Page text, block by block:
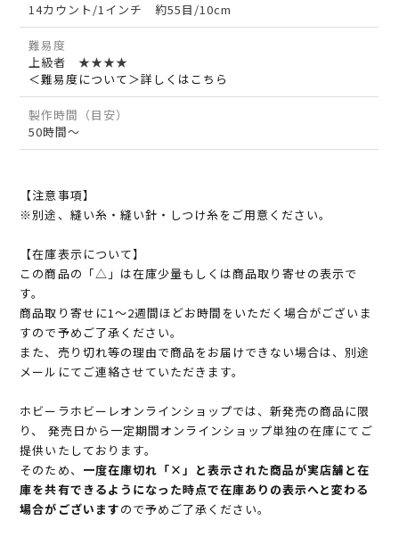
14カウント/1インチ 約55目/10cm
難易度
上級者 ★★★★
＜難易度について＞詳しくはこちら
製作時間（目安）
50時間～
【注意事項】
※別途、縫い糸・縫い針・しつけ糸をご用意ください。
【在庫表示について】
この商品の「△」は在庫少量もしくは商品取り寄せの表示で
す。
商品取り寄せに1～2週間ほどお時間をいただく場合がございま
すので予めご了承ください。
また、売り切れ等の理由で商品をお届けできない場合は、別途
メールにてご連絡させていただきます。
ホビーラホビーレオンラインショップでは、新発売の商品に限
り、 発売日から一定期間オンラインショップ単独の在庫にてご
提供いたしております。
そのため、 一度在庫切れ「×」と表示された商品が実店舗と在
庫を共有できるようになった時点で在庫ありの表示へと変わる
場合がございますので予めご了承ください。